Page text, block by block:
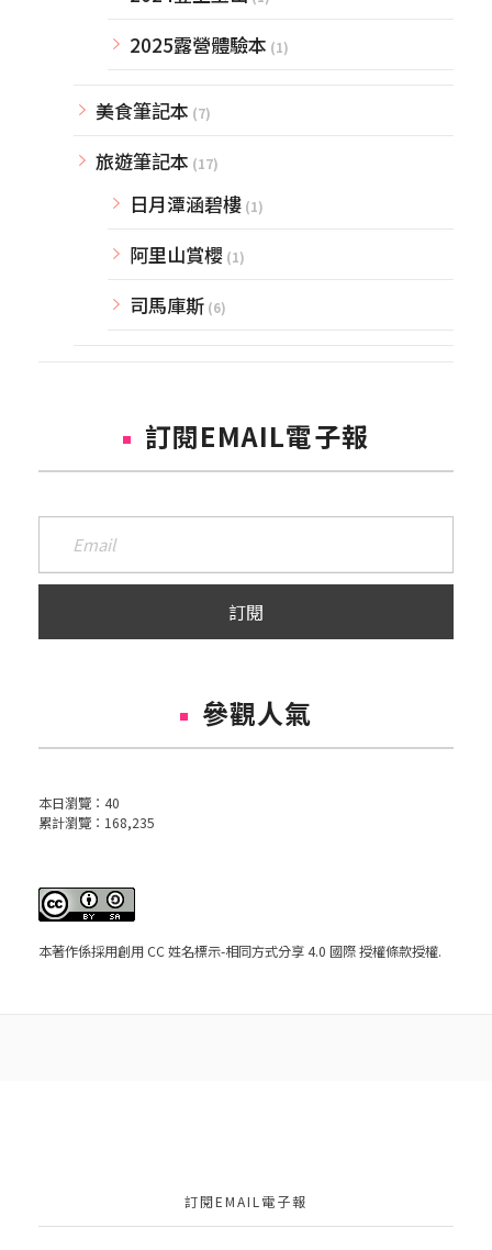
2025露營體驗本 (1)
美食筆記本 (7)
旅遊筆記本 (17)
日月潭涵碧樓 (1)
阿里山賞櫻 (1)
司馬庫斯 (6)
訂閱EMAIL電子報
參觀人氣
本日瀏覽： 40
累計瀏覽： 168,235
本著作係採用創用 CC 姓名標示-相同方式分享 4.0 國際 授權條款授權.
訂閱EMAIL電子報